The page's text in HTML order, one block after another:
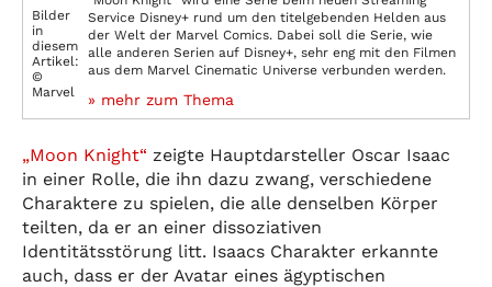
Bilder
in
diesem
Artikel:
©
Marvel
Service Disney+ rund um den titelgebenden Helden aus
der Welt der Marvel Comics. Dabei soll die Serie, wie
alle anderen Serien auf Disney+, sehr eng mit den Filmen
aus dem Marvel Cinematic Universe verbunden werden.
» mehr zum Thema
„Moon Knight“ zeigte Hauptdarsteller Oscar Isaac
in einer Rolle, die ihn dazu zwang, verschiedene
Charaktere zu spielen, die alle denselben Körper
teilten, da er an einer dissoziativen
Identitätsstörung litt. Isaacs Charakter erkannte
auch, dass er der Avatar eines ägyptischen